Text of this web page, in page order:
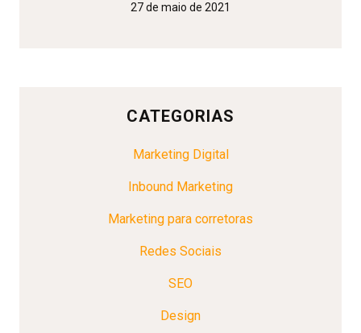
27 de maio de 2021
CATEGORIAS
Marketing Digital
Inbound Marketing
Marketing para corretoras
Redes Sociais
SEO
Design